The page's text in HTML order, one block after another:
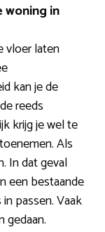
woning in
vloer laten
kan je de
reeds
krijg je wel te
Als
In dat geval
een bestaande
passen. Vaak
gedaan.